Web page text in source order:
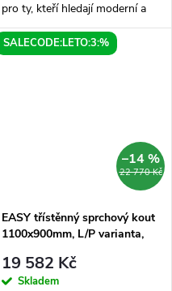
pro ty, kteří hledají moderní a
prostorné řešení pro svou
koupelnu. Tento sprchový kout
SALECODE:LETO:3:%
22 770 Kč
–14 %
EASY třístěnný sprchový kout
1100x900mm, L/P varianta,
19 582 Kč
Skladem